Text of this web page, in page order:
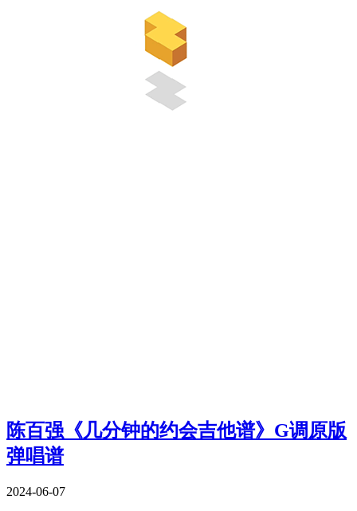
陈百强《几分钟的约会吉他谱》G调原版
弹唱谱
2024-06-07